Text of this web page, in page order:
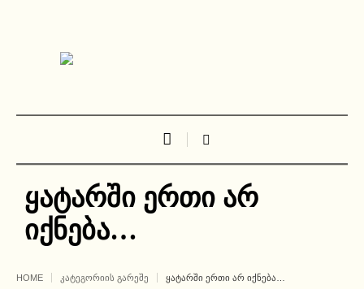
ყატარში ერთი არ
იქნება…
HOME ᲙᲐᲢᲔᲒᲝᲠᲘᲘᲡ ᲒᲐᲠᲔᲨᲔ ᲧᲐᲢᲐᲠᲨᲘ ᲔᲠᲗᲘ ᲐᲠ ᲘᲥᲜᲔᲑᲐ…